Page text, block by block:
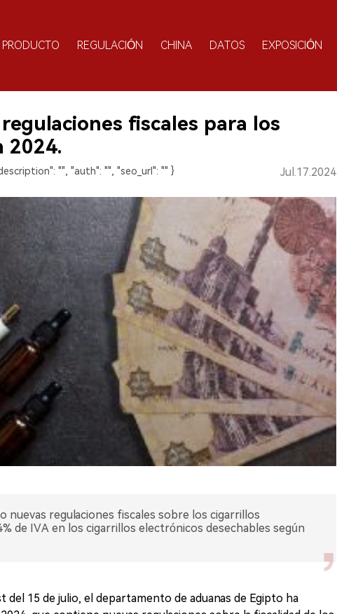
PRODUCTO REGULACIÓN CHINA DATOS EXPOSICIÓN
fiscales para los
2024.
"", "auth": "", "seo_url": "" } Jul.17.2024
nuevas regulaciones fiscales sobre los cigarrillos
de IVA en los cigarrillos electrónicos desechables según
del 15 de julio, el departamento de aduanas de Egipto ha